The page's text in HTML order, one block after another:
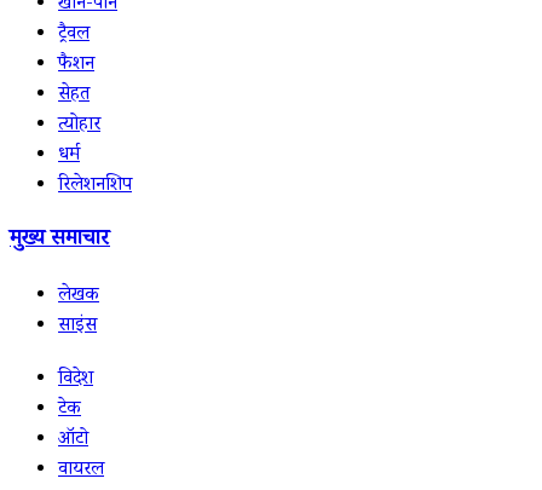
ट्रैवल
फैशन
सेहत
त्योहार
धर्म
रिलेशनशिप
मुख्य समाचार
लेखक
साइंस
विदेश
टेक
ऑटो
वायरल